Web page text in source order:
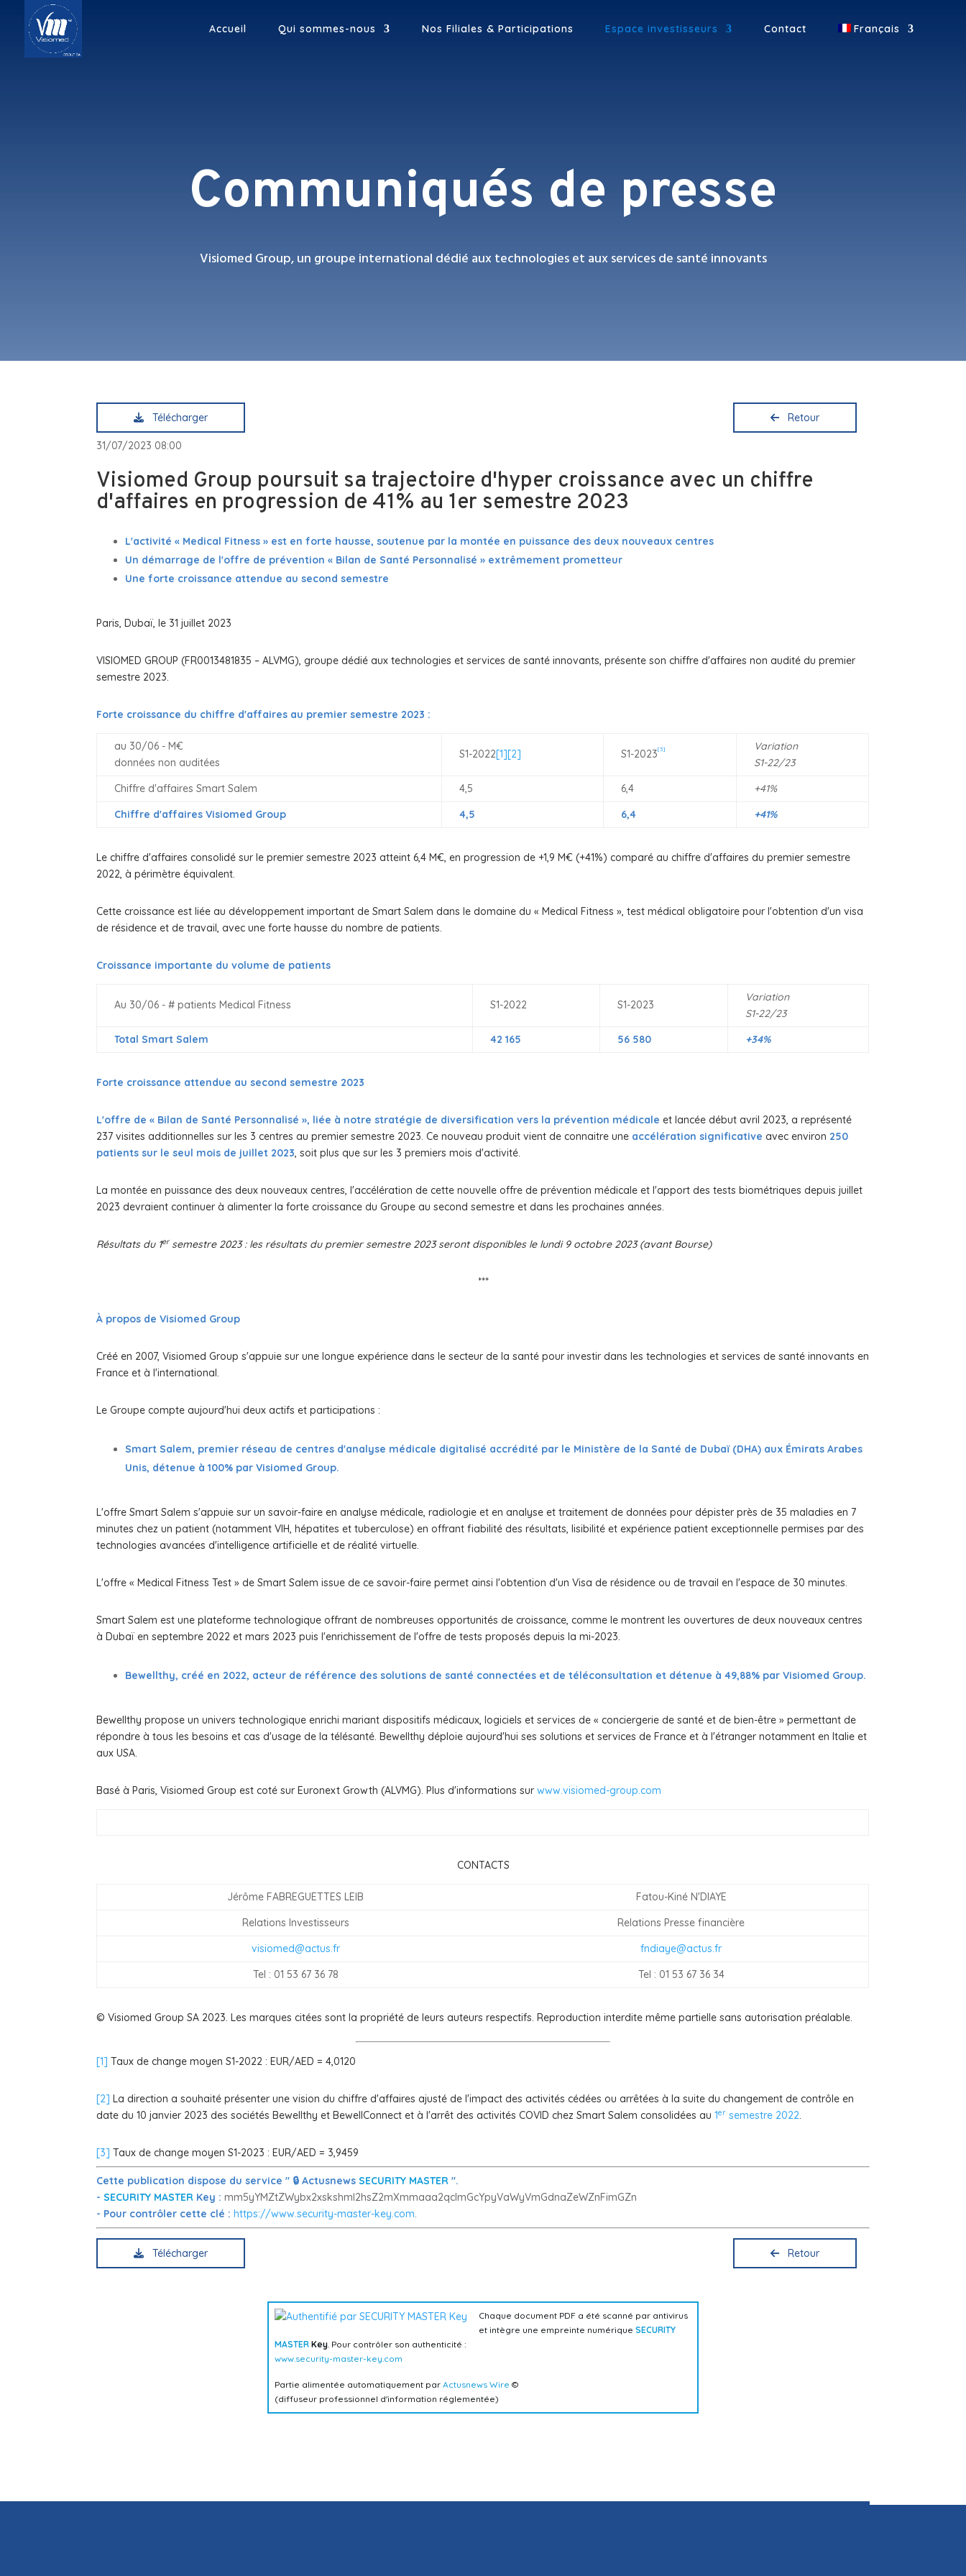
Accueil Qui sommes-nous Nos Filiales & Participations Espace investisseurs Contact Français
Communiqués de presse
Visiomed Group, un groupe international dédié aux technologies et aux services de santé innovants
Télécharger Retour
31/07/2023 08:00
Visiomed Group poursuit sa trajectoire d'hyper croissance avec un chiffre
d'affaires en progression de 41% au 1er semestre 2023
L'activité « Medical Fitness » est en forte hausse, soutenue par la montée en puissance des deux nouveaux centres
Un démarrage de l'offre de prévention « Bilan de Santé Personnalisé » extrêmement prometteur
Une forte croissance attendue au second semestre
Paris, Dubaï, le 31 juillet 2023
VISIOMED GROUP (FR0013481835 – ALVMG), groupe dédié aux technologies et services de santé innovants, présente son chiffre d'affaires non audité du premier
semestre 2023.
Forte croissance du chiffre d'affaires au premier semestre 2023 :
au 30/06 - M€
données non auditées
S1-2022[1][2] S1-2023[3]
Variation
S1-22/23
Chiffre d'affaires Smart Salem
4,5 6,4
+41%
Chiffre d'affaires Visiomed Group
4,5 6,4 +41%
Le chiffre d'affaires consolidé sur le premier semestre 2023 atteint 6,4 M€, en progression de +1,9 M€ (+41%) comparé au chiffre d'affaires du premier semestre
2022, à périmètre équivalent.
Cette croissance est liée au développement important de Smart Salem dans le domaine du « Medical Fitness », test médical obligatoire pour l'obtention d'un visa
de résidence et de travail, avec une forte hausse du nombre de patients.
Croissance importante du volume de patients
Au 30/06 - # patients Medical Fitness S1-2022 S1-2023
Variation
S1-22/23
Total Smart Salem
42 165 56 580 +34%
Forte croissance attendue au second semestre 2023
L'offre de « Bilan de Santé Personnalisé », liée à notre stratégie de diversification vers la prévention médicale et lancée début avril 2023, a représenté
237 visites additionnelles sur les 3 centres au premier semestre 2023. Ce nouveau produit vient de connaitre une accélération significative avec environ 250
patients sur le seul mois de juillet 2023, soit plus que sur les 3 premiers mois d'activité.
La montée en puissance des deux nouveaux centres, l'accélération de cette nouvelle offre de prévention médicale et l'apport des tests biométriques depuis juillet
2023 devraient continuer à alimenter la forte croissance du Groupe au second semestre et dans les prochaines années.
Résultats du 1ersemestre 2023 : les résultats du premier semestre 2023 seront disponibles le lundi 9 octobre 2023 (avant Bourse)
***
À propos de Visiomed Group
Créé en 2007, Visiomed Group s'appuie sur une longue expérience dans le secteur de la santé pour investir dans les technologies et services de santé innovants en
France et à l'international.
Le Groupe compte aujourd'hui deux actifs et participations :
Smart Salem, premier réseau de centres d'analyse médicale digitalisé accrédité par le Ministère de la Santé de Dubaï (DHA) aux Émirats Arabes
Unis, détenue à 100% par Visiomed Group.
L'offre Smart Salem s'appuie sur un savoir-faire en analyse médicale, radiologie et en analyse et traitement de données pour dépister près de 35 maladies en 7
minutes chez un patient (notamment VIH, hépatites et tuberculose) en offrant fiabilité des résultats, lisibilité et expérience patient exceptionnelle permises par des
technologies avancées d'intelligence artificielle et de réalité virtuelle.
L'offre « Medical Fitness Test » de Smart Salem issue de ce savoir-faire permet ainsi l'obtention d'un Visa de résidence ou de travail en l'espace de 30 minutes.
Smart Salem est une plateforme technologique offrant de nombreuses opportunités de croissance, comme le montrent les ouvertures de deux nouveaux centres
à Dubaï en septembre 2022 et mars 2023 puis l'enrichissement de l'offre de tests proposés depuis la mi-2023.
Bewellthy, créé en 2022, acteur de référence des solutions de santé connectées et de téléconsultation et détenue à 49,88% par Visiomed Group.
Bewellthy propose un univers technologique enrichi mariant dispositifs médicaux, logiciels et services de « conciergerie de santé et de bien-être » permettant de
répondre à tous les besoins et cas d'usage de la télésanté. Bewellthy déploie aujourd'hui ses solutions et services de France et à l'étranger notamment en Italie et
aux USA.
Basé à Paris, Visiomed Group est coté sur Euronext Growth (ALVMG). Plus d'informations surwww.visiomed-group.com
CONTACTS
Jérôme FABREGUETTES LEIB
Fatou-Kiné N'DIAYE
Relations Investisseurs
Relations Presse financière
visiomed@actus.fr
fndiaye@actus.fr
Tel : 01 53 67 36 78
Tel : 01 53 67 36 34
© Visiomed Group SA 2023. Les marques citées sont la propriété de leurs auteurs respectifs. Reproduction interdite même partielle sans autorisation préalable.
[1] Taux de change moyen S1-2022 : EUR/AED = 4,0120
[2] La direction a souhaité présenter une vision du chiffre d'affaires ajusté de l'impact des activités cédées ou arrêtées à la suite du changement de contrôle en
date du 10 janvier 2023 des sociétés Bewellthy et BewellConnect et à l'arrêt des activités COVID chez Smart Salem consolidées au1er semestre 2022.
[3] Taux de change moyen S1-2023 : EUR/AED = 3,9459
Cette publication dispose du service " 🔒 ActusnewsSECURITY MASTER ".
-SECURITY MASTER Key : mm5yYMZtZWybx2xskshml2hsZ2mXmmaaa2qclmGcYpyVaWyVmGdnaZeWZnFimGZn
- Pour contrôler cette clé : https://www.security-master-key.com.
Télécharger Retour
Chaque document PDF a été scanné par antivirus
et intègre une empreinte numérique SECURITY
MASTER Key. Pour contrôler son authenticité :
www.security-master-key.com
Partie alimentée automatiquement par Actusnews Wire ©
(diffuseur professionnel d'information réglementée)